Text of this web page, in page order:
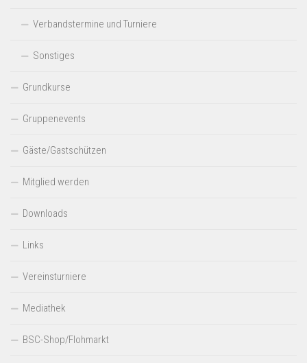
Verbandstermine und Turniere
Sonstiges
Grundkurse
Gruppenevents
Gäste/Gastschützen
Mitglied werden
Downloads
Links
Vereinsturniere
Mediathek
BSC-Shop/Flohmarkt